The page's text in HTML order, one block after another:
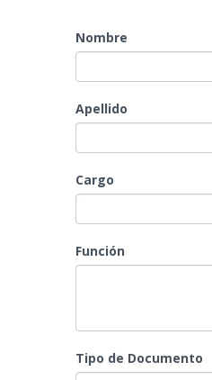
Nombre
Apellido
Cargo
Función
Tipo de Documento